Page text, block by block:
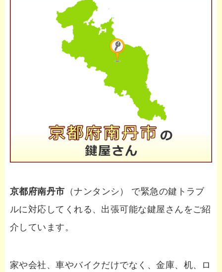
京都府南丹市 （ナンタンシ） で緊急の鍵トラブ
ルに対応してくれる、出張可能な鍵屋さんをご紹
介しています。
家や会社、車やバイクだけでなく、金庫、机、ロ